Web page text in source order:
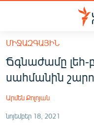
Մատչելիության
հիմնական
բովանդակությանը
Անցնել
հիմնական
մենյուին
ՀԱՅԱՍՏԱՆ
ՔԱՂԱՔԱԿԱՆ
ԸՆՏՐՈՒԹՅՈՒՆՆԵՐ
ԻՐԱՎՈՒՆՔ
ՄԻՋԱԶԳԱՅԻՆ
Ճգնաժամը լեհ-
սահմանին
Արմեն Քոլոյան
նոյեմբեր 18, 2021